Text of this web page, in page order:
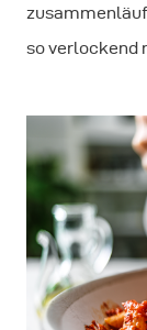
so verlockend